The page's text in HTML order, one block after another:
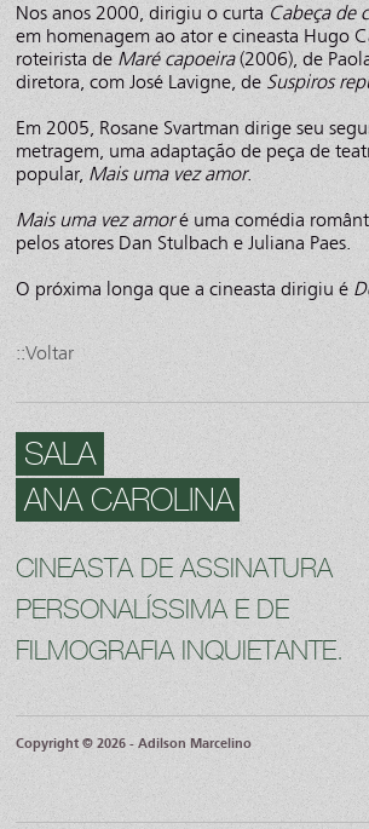
Nos anos 2000, dirigiu o curta Cabeça de
em homenagem ao ator e cineasta Hugo
roteirista de Maré capoeira(2006), de
diretora, com José Lavigne, de Suspiros
Em 2005, Rosane Svartman dirige seu
metragem, uma adaptação de peça de
popular, Mais uma vez amor.
Mais uma vez amoré uma comédia
pelos atores Dan Stulbach e Juliana Paes.
O próxima longa que a cineasta dirigiu é
::Voltar
SALA
ANA CAROLINA
CINEASTA DE ASSINATURA
PERSONALÍSSIMA E DE
FILMOGRAFIA INQUIETANTE.
Copyright © 2026 - Adilson Marcelino